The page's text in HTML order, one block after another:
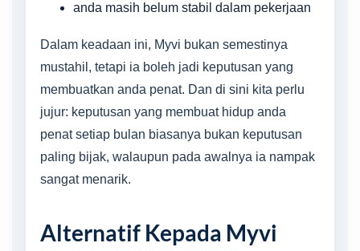
anda masih belum stabil dalam pekerjaan
Dalam keadaan ini, Myvi bukan semestinya
mustahil, tetapi ia boleh jadi keputusan yang
membuatkan anda penat. Dan di sini kita perlu
jujur: keputusan yang membuat hidup anda
penat setiap bulan biasanya bukan keputusan
paling bijak, walaupun pada awalnya ia nampak
sangat menarik.
Alternatif Kepada Myvi